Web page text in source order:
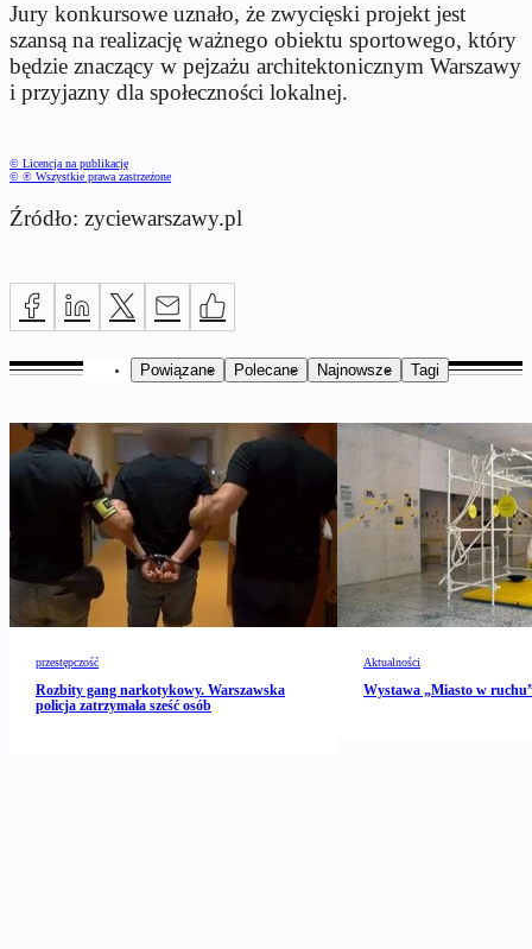
Jury konkursowe uznało, że zwycięski projekt jest
szansą na realizację ważnego obiektu sportowego, który
będzie znaczący w pejzażu architektonicznym Warszawy
i przyjazny dla społeczności lokalnej.
© Licencja na publikację
© ℗ Wszystkie prawa zastrzeżone
Źródło: zyciewarszawy.pl
Powiązane Polecane Najnowsze Tagi
przestępczość
Rozbity gang narkotykowy. Warszawska
policja zatrzymała sześć osób
Aktualności
Wystawa „Miasto w